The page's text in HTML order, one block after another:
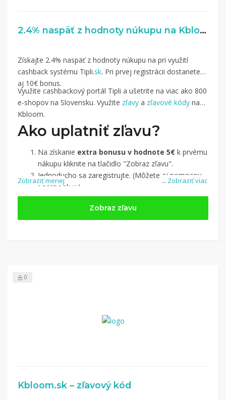
2.4% naspäť z hodnoty núkupu na Kbloom.sk
... Zobraziť viac
Získajte 2.4% naspäť z hodnoty núkupu na pri využití
cashback systému Tipli.sk. Pri prvej registrácii dostanete
aj 10€ bonus.
Využite cashbackový portál Tipli a ušetrite na viac ako 800
e-shopov na Slovensku. Využite zľavy a zľavové kódy na
Kbloom.
Ako uplatniť zľavu?
Na získanie extra bonusu v hodnote 5€ k prvému
nákupu kliknite na tlačidlo "Zobraz zľavu".
Jednoducho sa zaregistrujte. (Môžete aj pomocou
Facebook-u.)
Jednoducho sinájdite obchod, pomocou služby
(v ponuke je cca 1 500 obchodov).
Kliknite na tlačidlo „Nakupovať“.(Následne
Zobraziť menej
Zobraz zľavu
0
Kbloom.sk – zľavový kód